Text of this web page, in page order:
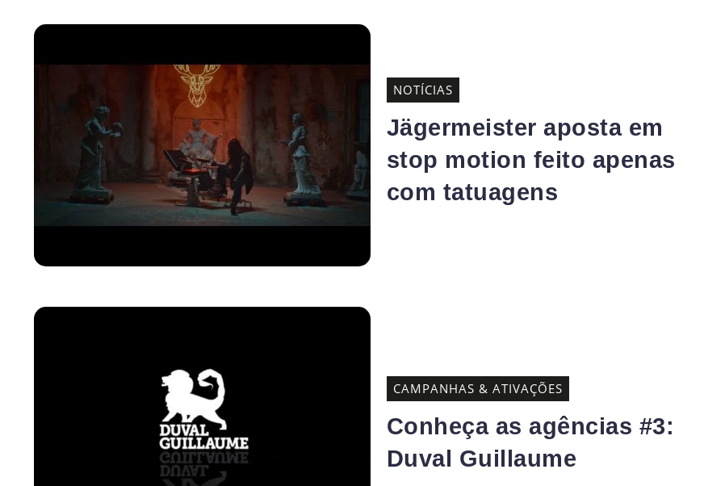
NOTÍCIAS
Jägermeister aposta em
stop motion feito apenas
com tatuagens
CAMPANHAS & ATIVAÇÕES
Conheça as agências #3:
Duval Guillaume